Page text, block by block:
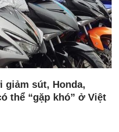
giảm sút, Honda,
thể “gặp khó” ở Việt